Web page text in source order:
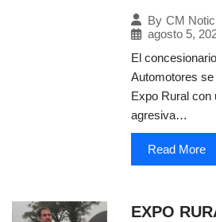
By CM
agosto 5,
El
Automotores
Expo Rural con
agresiva…
Read More
EXPO